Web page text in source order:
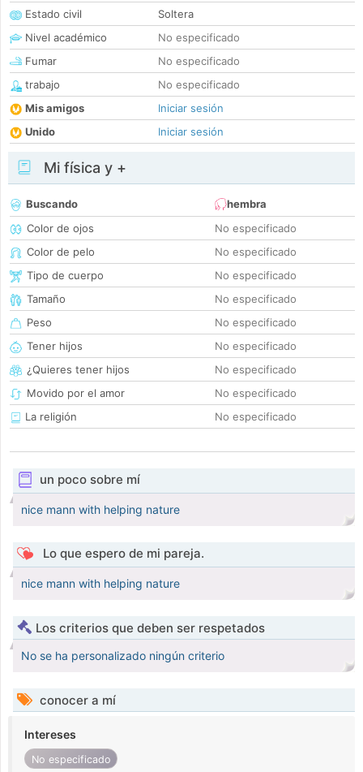
Estado civil
Soltera
Nivel académico
No especificado
Fumar
No especificado
trabajo
No especificado
Mis amigos
Iniciar sesión
Unido
Iniciar sesión
Mi física y +
Buscando
hembra
Color de ojos
No especificado
Color de pelo
No especificado
Tipo de cuerpo
No especificado
Tamaño
No especificado
Peso
No especificado
Tener hijos
No especificado
¿Quieres tener hijos
No especificado
Movido por el amor
No especificado
La religión
No especificado
un poco sobre mí
nice mann with helping nature
Lo que espero de mi pareja.
nice mann with helping nature
Los criterios que deben ser respetados
No se ha personalizado ningún criterio
conocer a mí
Intereses
No especificado